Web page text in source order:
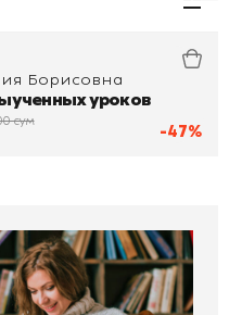
-47%
Борисовна
уроков
сум